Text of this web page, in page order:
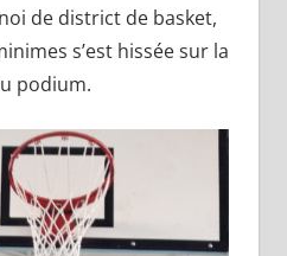
de district de basket,
s’est hissée sur la
podium.